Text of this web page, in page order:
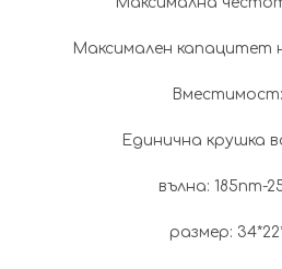
Максимален капацитет
Единична крушка
вълна: 185nm-
размер: